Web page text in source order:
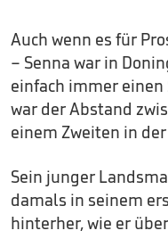
Auch wenn es für
– Senna war in
einfach immer
war der Abstand
einem Zweiten in
Sein junger
damals in seinem
hinterher, wie er